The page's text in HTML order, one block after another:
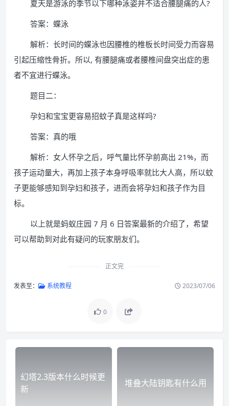
夏天是游泳的季节以下哪种泳姿并不适合腰腿痛的人?
答案：蝶泳
解析：长时间的蝶泳也因腰椎的椎板长时间受力而容易
引起压缩性骨折。所以, 有腰腿痛或者腰椎间盘突出症的患
者不宜进行蝶泳。
题目二：
孕妇和宝宝更容易招蚊子真是这样吗?
答案：真的哦
解析：女人怀孕之后，呼气量比怀孕前高出 21%，而
孩子运动量大，再加上孩子本身呼吸率就比大人高，所以蚊
子更能够感知到孕妇和孩子，进而会将孕妇和孩子作为目
标。
以上就是蚂蚁庄园 7 月 6 日答案最新的介绍了，希望
可以帮助到对此有疑问的玩家朋友们。
正文完
发表至： 系统教程 2023/07/06
0
幻塔2.3版本什么时候更
新
堆叠大陆钥匙有什么用